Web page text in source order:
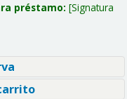
préstamo: Signatura